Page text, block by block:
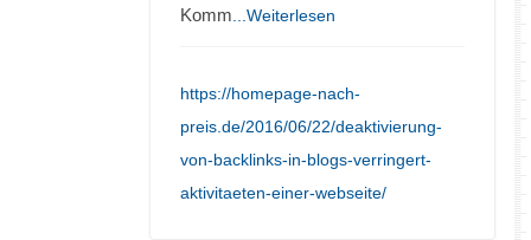
Komm ...Weiterlesen
https://homepage-nach-
preis.de/2016/06/22/deaktivierung-
von-backlinks-in-blogs-verringert-
aktivitaeten-einer-webseite/